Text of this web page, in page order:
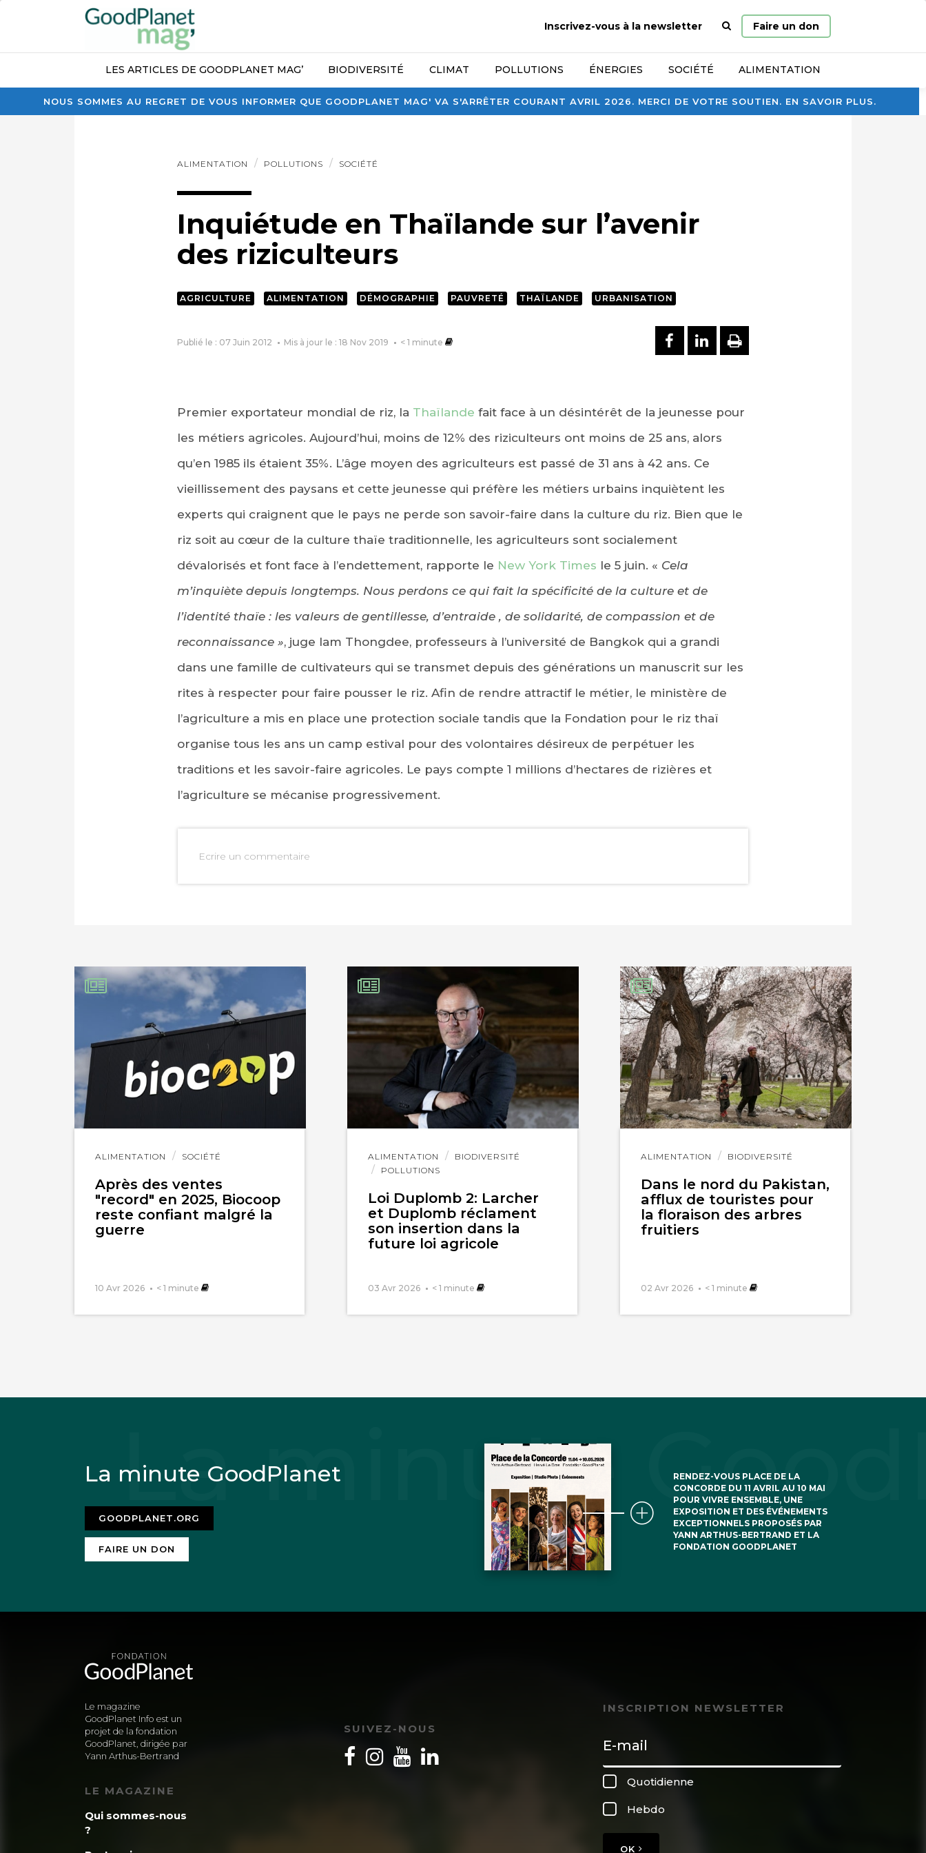
NOUS SOMMES AU REGRET DE VOUS INFORMER QUE GOODPLANET MAG' VA S'ARRÊTER COURANT AVRIL 2026. MERCI DE VOTRE SOUTIEN. EN SAVOIR PLUS.
Inscrivez-vous à la newsletter
Page
d’accueil
Faire un don
LES ARTICLES DE GOODPLANET MAG’ BIODIVERSITÉ CLIMAT POLLUTIONS ÉNERGIES SOCIÉTÉ ALIMENTATION
PARTAGER SUR FACEBOOK
PARTAGER SUR LINKEDIN
ALIMENTATION POLLUTIONS SOCIÉTÉ
Inquiétude en Thaïlande sur l’avenir
des riziculteurs
AGRICULTURE ALIMENTATION DÉMOGRAPHIE PAUVRETÉ THAÏLANDE URBANISATION
Publié le : 07 Juin 2012 Mis à jour le : 18 Nov 2019 < 1 minute PARTAGER SUR FACEBOOK
PARTAGER SUR
IMPRIMER
Premier exportateur mondial de riz, la Thaïlande fait face à un désintérêt de la jeunesse pour
les métiers agricoles. Aujourd’hui, moins de 12% des riziculteurs ont moins de 25 ans, alors
qu’en 1985 ils étaient 35%. L’âge moyen des agriculteurs est passé de 31 ans à 42 ans. Ce
vieillissement des paysans et cette jeunesse qui préfère les métiers urbains inquiètent les
experts qui craignent que le pays ne perde son savoir-faire dans la culture du riz. Bien que le
riz soit au cœur de la culture thaïe traditionnelle, les agriculteurs sont socialement
dévalorisés et font face à l’endettement, rapporte le New York Times le 5 juin. « Cela
m’inquiète depuis longtemps. Nous perdons ce qui fait la spécificité de la culture et de
l’identité thaïe : les valeurs de gentillesse, d’entraide , de solidarité, de compassion et de
reconnaissance », juge Iam Thongdee, professeurs à l’université de Bangkok qui a grandi
dans une famille de cultivateurs qui se transmet depuis des générations un manuscrit sur les
rites à respecter pour faire pousser le riz. Afin de rendre attractif le métier, le ministère de
l’agriculture a mis en place une protection sociale tandis que la Fondation pour le riz thaï
organise tous les ans un camp estival pour des volontaires désireux de perpétuer les
traditions et les savoir-faire agricoles. Le pays compte 1 millions d’hectares de rizières et
l’agriculture se mécanise progressivement.
Ecrire un commentaire
ALIMENTATION SOCIÉTÉ
Après des ventes
"record" en 2025, Biocoop
reste confiant malgré la
guerre
10 Avr 2026 < 1 minute
Lire
ALIMENTATION
BIODIVERSITÉ
POLLUTIONS
Loi Duplomb 2: Larcher
et Duplomb réclament
son insertion dans la
future loi agricole
03 Avr 2026 < 1 minute
Lire
l'article
ALIMENTATION BIODIVERSITÉ
Dans le nord du Pakistan,
afflux de touristes pour
la floraison des arbres
fruitiers
02 Avr 2026 < 1 minute
Lire
La minute GoodPlanet
GOODPLANET.ORG
FAIRE UN DON
RENDEZ-VOUS PLACE DE LA
CONCORDE DU 11 AVRIL AU 10 MAI
POUR VIVRE ENSEMBLE, UNE
EXPOSITION ET DES ÉVÉNEMENTS
EXCEPTIONNELS PROPOSÉS PAR
YANN ARTHUS-BERTRAND ET LA
FONDATION GOODPLANET
Le magazine
GoodPlanet Info est un
projet de la fondation
GoodPlanet, dirigée par
Yann Arthus-Bertrand
LE MAGAZINE
Qui sommes-nous
?
SUIVEZ-NOUS
INSCRIPTION NEWSLETTER
Quotidienne
Hebdo
OK